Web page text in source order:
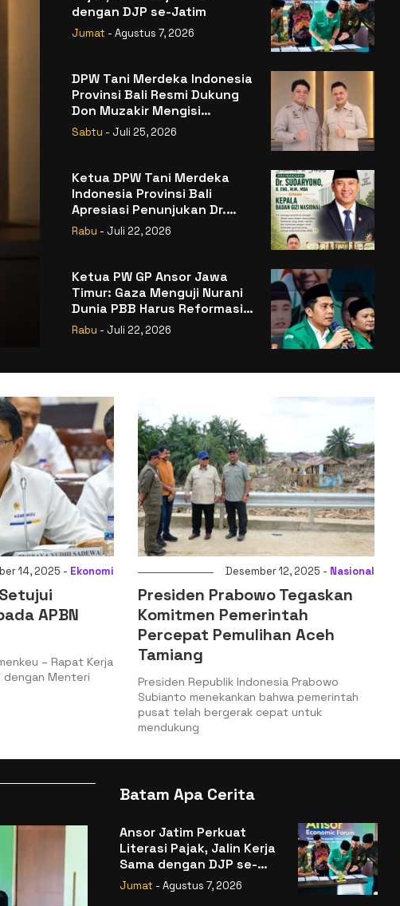
dengan DJP se-Jatim
Jumat - Agustus 7, 2026
DPW Tani Merdeka Indonesia
Provinsi Bali Resmi Dukung
Don Muzakir Mengisi
Jabatan Wakil Menteri
Pertanian RI
Sabtu - Juli 25, 2026
Ketua DPW Tani Merdeka
Indonesia Provinsi Bali
Apresiasi Penunjukan Dr.
Sudaryono sebagai Kepala
Badan Gizi Nasional
Rabu - Juli 22, 2026
Ketua PW GP Ansor Jawa
Timur: Gaza Menguji Nurani
Dunia PBB Harus Reformasi
Total atau Kehilangan
Rabu - Juli 22, 2026
12, 2025 -Nasional
Tegaskan
Aceh
Prabowo
bahwa pemerintah
Desember 14, 2025 -Ekonomi
Menkeu: Digitalisasi Sistem
Kepabeanan Tingkatkan
Keamanan dan Kelancaran
Logistik
Jakarta, Batampedia – Kementerian
Keuangan (Kemenkeu) melalui Direktorat
Jenderal Bea dan Cukai (DJBC) meresmikan
Batam Apa Cerita
Ansor Jatim Perkuat
Literasi Pajak, Jalin Kerja
Sama dengan DJP se-
Jatim
Jumat - Agustus 7, 2026